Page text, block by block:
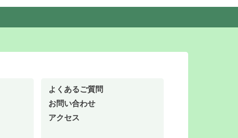
よくあるご質問
お問い合わせ
アクセス